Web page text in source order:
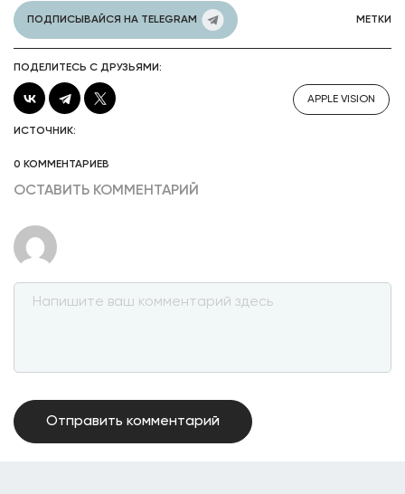
ПОДПИСЫВАЙСЯ НА TELEGRAM МЕТКИ
ПОДЕЛИТЕСЬ С ДРУЗЬЯМИ:
APPLE VISION
ИСТОЧНИК:
0 КОММЕНТАРИЕВ
ОСТАВИТЬ КОММЕНТАРИЙ